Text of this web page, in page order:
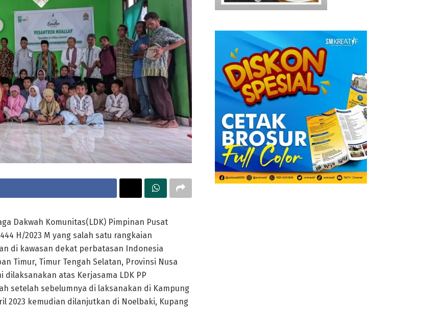
Dakwah Komunitas(LDK) Pimpinan Pusat
H/2023 M yang salah satu rangkaian
di kawasan dekat perbatasan Indonesia
Timur, Timur Tengah Selatan, Provinsi Nusa
dilaksanakan atas Kerjasama LDK PP
setelah sebelumnya di laksanakan di Kampung
2023 kemudian dilanjutkan di Noelbaki, Kupang